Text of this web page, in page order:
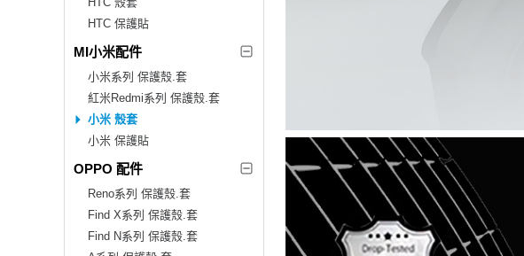
HTC 保護貼
MI小米配件
小米系列 保護殼.套
紅米Redmi系列 保護殼.套
小米 殼套
小米 保護貼
OPPO 配件
Reno系列 保護殼.套
Find X系列 保護殼.套
Find N系列 保護殼.套